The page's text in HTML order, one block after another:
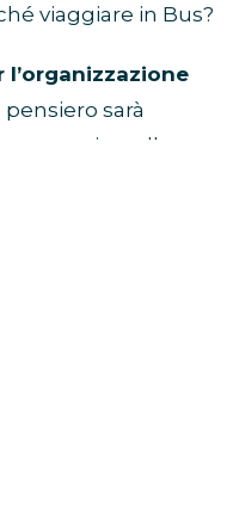
viaggiare in Bus?
l’organizzazione
pensiero sarà
posto in pullman